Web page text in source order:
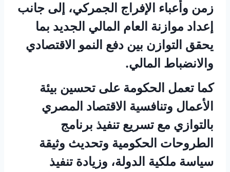
زمن وأعباء الإفراج الجمركي، إلى جانب
إعداد موازنة العام المالي الجديد بما
يحقق التوازن بين دفع النمو الاقتصادي
والانضباط المالي.
كما تعمل الحكومة على تحسين بيئة
الأعمال وتنافسية الاقتصاد المصري
بالتوازي مع تسريع تنفيذ برنامج
الطروحات الحكومية وتحديث وثيقة
سياسة ملكية الدولة، وزيادة تنفيذ